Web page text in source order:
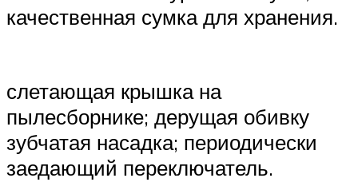
качественная сумка для хранения.
слетающая крышка на
пылесборнике; дерущая обивку
зубчатая насадка; периодически
заедающий переключатель.